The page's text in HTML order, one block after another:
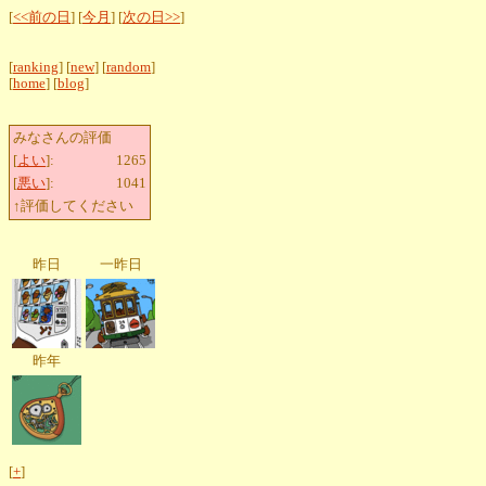
[<<前の日 ] [今月 ] [次の日>>]
[ranking] [new] [random]
[home] [blog]
みなさんの評価
[よい]:
1265
[悪い]:
1041
↑評価してください
昨日 一昨日
昨年
[+]